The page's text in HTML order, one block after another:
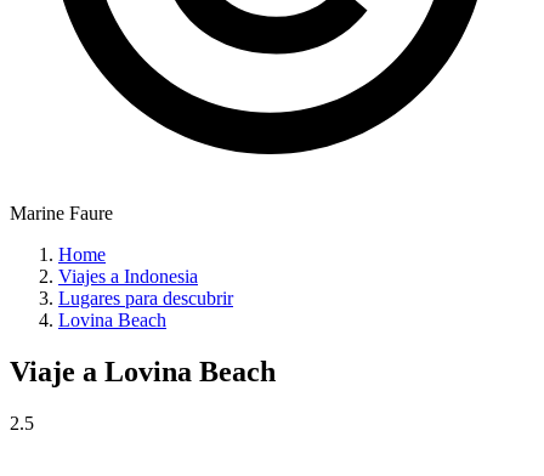
Marine Faure
Home
Viajes a Indonesia
Lugares para descubrir
Lovina Beach
Viaje a Lovina Beach
2.5